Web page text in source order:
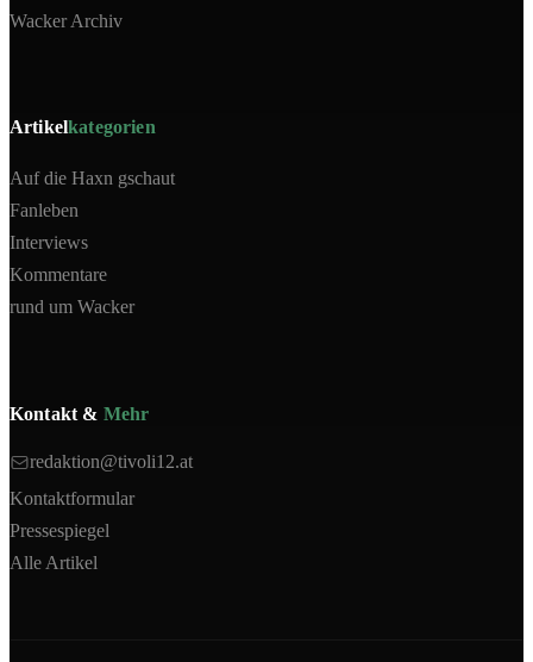
Wacker Archiv
Artikelkategorien
Auf die Haxn gschaut
Fanleben
Interviews
Kommentare
rund um Wacker
Kontakt & Mehr
redaktion@tivoli12.at
Kontaktformular
Pressespiegel
Alle Artikel